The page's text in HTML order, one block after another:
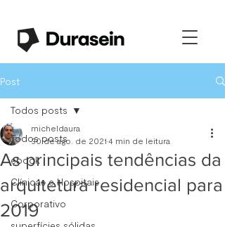
Post
Todos posts
ebook
Clínicas e Hospitais
Corporativo
Todos posts
As principais tendências da
arquitetura residencial para
2019
micheldaura
30 de ago. de 2021 4 min de leitura